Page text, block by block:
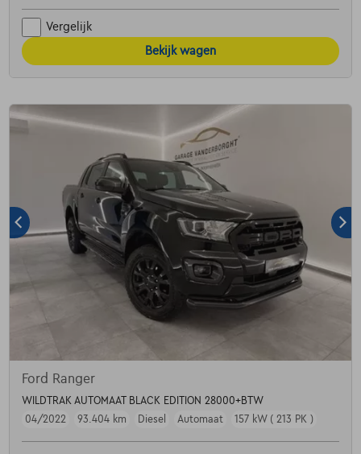
Vergelijk
Bekijk wagen
Ford Ranger
WILDTRAK AUTOMAAT BLACK EDITION 28000+BTW
04/2022
93.404 km Diesel Automaat 157 kW ( 213 PK )